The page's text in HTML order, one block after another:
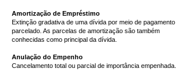
Amortização de Empréstimo
Extinção gradativa de uma dívida por meio de pagamento
parcelado. As parcelas de amortização são também
conhecidas como principal da dívida.
Anulação do Empenho
Cancelamento total ou parcial de importância empenhada.